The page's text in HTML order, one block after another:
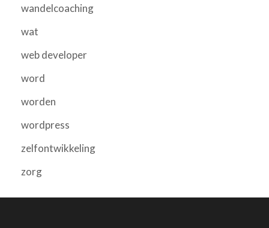
wandelcoaching
wat
web developer
word
worden
wordpress
zelfontwikkeling
zorg